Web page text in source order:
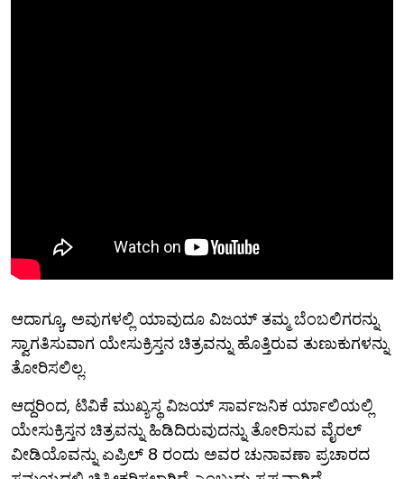
ಆದಾಗ್ಯೂ, ಅವುಗಳಲ್ಲಿ ಯಾವುದೂ ವಿಜಯ್ ತಮ್ಮ ಬೆಂಬಲಿಗರನ್ನು
ಸ್ವಾಗತಿಸುವಾಗ ಯೇಸುಕ್ರಿಸ್ತನ ಚಿತ್ರವನ್ನು ಹೊತ್ತಿರುವ ತುಣುಕುಗಳನ್ನು
ತೋರಿಸಲಿಲ್ಲ.
ಆದ್ದರಿಂದ, ಟಿವಿಕೆ ಮುಖ್ಯಸ್ಥ ವಿಜಯ್ ಸಾರ್ವಜನಿಕ ರ್ಯಾಲಿಯಲ್ಲಿ
ಯೇಸುಕ್ರಿಸ್ತನ ಚಿತ್ರವನ್ನು ಹಿಡಿದಿರುವುದನ್ನು ತೋರಿಸುವ ವೈರಲ್
ವೀಡಿಯೊವನ್ನು ಏಪ್ರಿಲ್ 8 ರಂದು ಅವರ ಚುನಾವಣಾ ಪ್ರಚಾರದ